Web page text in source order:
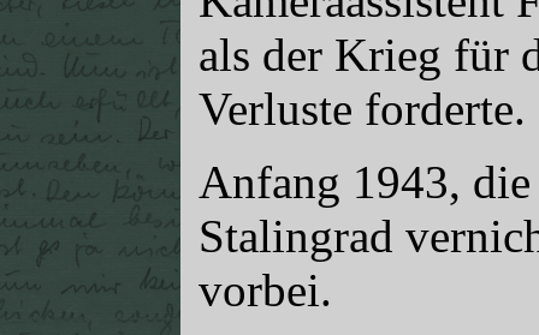
als der Krieg für
Verluste forderte.
Anfang 1943,
Stalingrad
vorbei.